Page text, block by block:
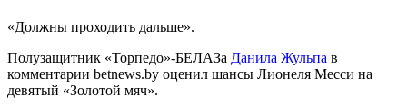
«Должны проходить дальше».
Полузащитник «Торпедо»-БЕЛАЗа Данила Жульпа в
комментарии betnews.by оценил шансы Лионеля Месси на
девятый «Золотой мяч».